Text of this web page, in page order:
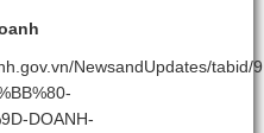
NewsandUpdates/tabid/
DOANH-